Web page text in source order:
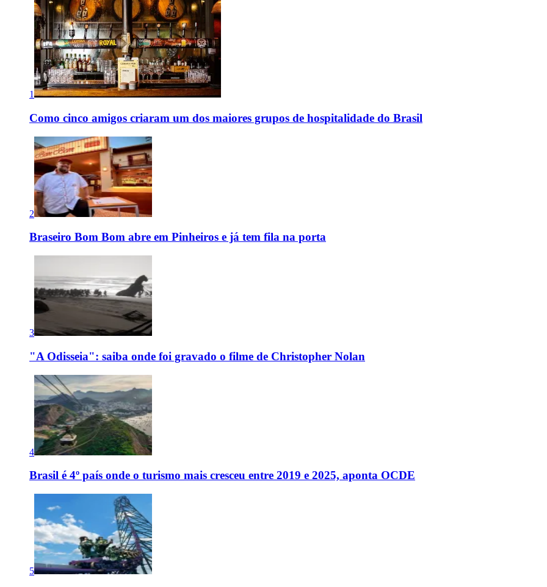
1
Como cinco amigos criaram um dos maiores grupos de hospitalidade do Brasil
2
Braseiro Bom Bom abre em Pinheiros e já tem fila na porta
3
"A Odisseia": saiba onde foi gravado o filme de Christopher Nolan
4
Brasil é 4º país onde o turismo mais cresceu entre 2019 e 2025, aponta OCDE
5